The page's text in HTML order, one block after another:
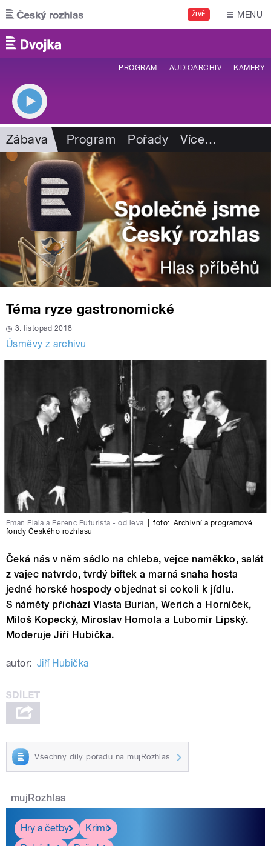
Přejít k hlavnímu obsahu
ŽIVĚ MENU
PROGRAM AUDIOARCHIV KAMERY
Zábava Program Pořady Více…
Téma ryze gastronomické
3. listopad 2018
Úsměvy z archivu
Eman Fiala a Ferenc Futurista - od leva foto: Archivní a programové
fondy Českého rozhlasu
Čeká nás v něm sádlo na chleba, vejce naměkko, salát
z vajec natvrdo, tvrdý biftek a marná snaha hosta
jedné horské hospody objednat si cokoli k jídlu.
S náměty přichází Vlasta Burian, Werich a Horníček,
Miloš Kopecký, Miroslav Homola a Lubomír Lipský.
Moderuje Jiří Hubička.
autor: Jiří Hubička
Všechny díly pořadu na mujRozhlas
mujRozhlas
Hry a četby
Krimi